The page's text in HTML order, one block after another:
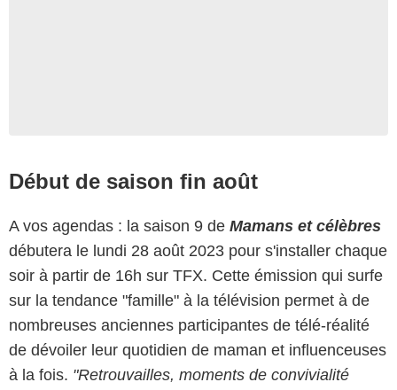
Début de saison fin août
A vos agendas : la saison 9 de Mamans et célèbres
débutera le lundi 28 août 2023 pour s'installer chaque
soir à partir de 16h sur TFX. Cette émission qui surfe
sur la tendance "famille" à la télévision permet à de
nombreuses anciennes participantes de télé-réalité
de dévoiler leur quotidien de maman et influenceuses
à la fois. "Retrouvailles, moments de convivialité